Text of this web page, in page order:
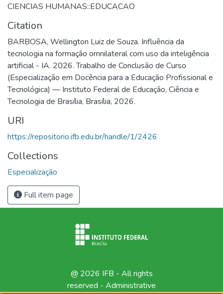
CIENCIAS HUMANAS::EDUCACAO
Citation
BARBOSA, Wellington Luiz de Souza. Influência da
tecnologia na formação omnilateral com uso da inteligência
artificial - IA. 2026. Trabalho de Conclusão de Curso
(Especialização em Docência para a Educação Profissional e
Tecnológica) — Instituto Federal de Educação, Ciência e
Tecnologia de Brasília, Brasília, 2026.
URI
https://repositorio.ifb.edu.br/handle/1/2426
Collections
Especialização
Full item page
@ 2026 IFB - All rights
reserved - Administrative